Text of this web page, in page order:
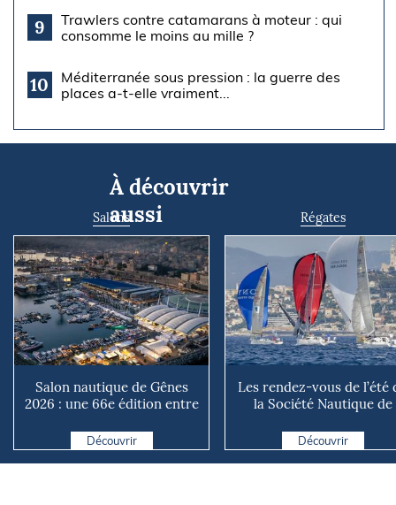
9
Trawlers contre catamarans à moteur : qui
consomme le moins au mille ?
10
Méditerranée sous pression : la guerre des
places a-t-elle vraiment...
À découvrir
aussi
Salons
Salon nautique de Gênes
2026 : une 66e édition entre
Découvrir
Régates
Les rendez-vous de l’été
la Société Nautique de
Découvrir